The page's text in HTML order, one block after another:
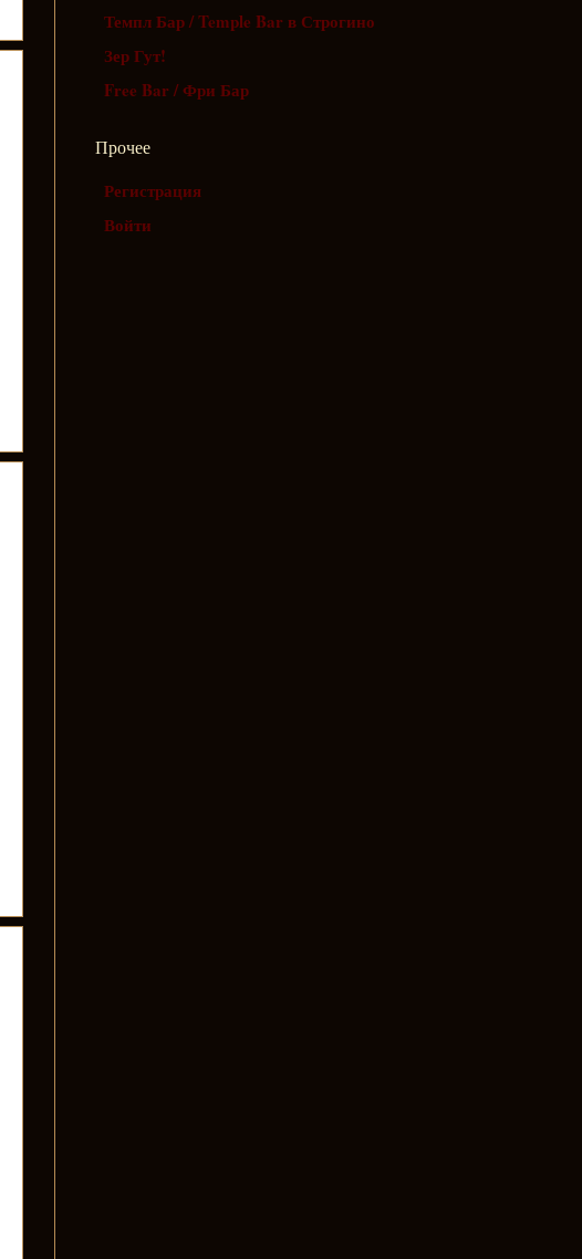
Темпл Бар / Temple Bar в Строгино
Зер Гут!
Free Bar / Фри Бар
Прочее
Регистрация
Войти